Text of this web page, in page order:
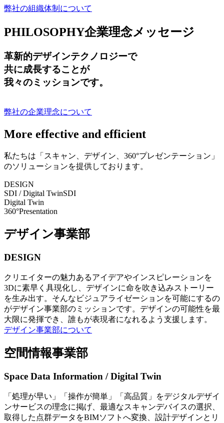
弊社の組織体制について
PHILOSOPHY企業理念メッセージ
革新的デザインテクノロジーで
共に成長することが
我々のミッションです。
弊社の企業理念について
More effective and efficient
私たちは「スキャン、デザイン、360°プレゼンテーション」
のソリューションを提供しております。
DESIGN
SDI / Digital TwinSDI
Digital Twin
360°Presentation
デザイン事業部
DESIGN
クリエイターの魅力あるアイデアやインスピレーションを
3Dに素早く具現化し、デザインに命を吹き込みストーリー
を生み出す。そんなビジュアライゼーションを可能にするの
がデザイン事業部のミッションです。デザインの可能性を最
大限に発揮でき、誰もが表現者になれるよう支援します。
デザイン事業部について
空間情報事業部
Space Data Information / Digital Twin
「処理が早い」「操作が簡単」「高品質」をデジタルデザイ
ンサービスの理念に掲げ、最適なスキャンデバイスの選択、
取得した点群データをBIMソフトへ変換、設計デザインとリ